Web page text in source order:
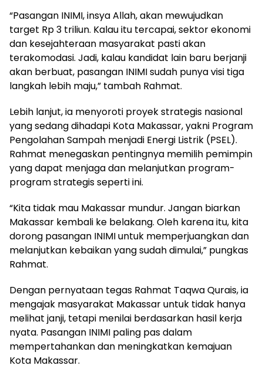
“Pasangan INIMI, insya Allah, akan mewujudkan
target Rp 3 triliun. Kalau itu tercapai, sektor ekonomi
dan kesejahteraan masyarakat pasti akan
terakomodasi. Jadi, kalau kandidat lain baru berjanji
akan berbuat, pasangan INIMI sudah punya visi tiga
langkah lebih maju,” tambah Rahmat.
Lebih lanjut, ia menyoroti proyek strategis nasional
yang sedang dihadapi Kota Makassar, yakni Program
Pengolahan Sampah menjadi Energi Listrik (PSEL).
Rahmat menegaskan pentingnya memilih pemimpin
yang dapat menjaga dan melanjutkan program-
program strategis seperti ini.
“Kita tidak mau Makassar mundur. Jangan biarkan
Makassar kembali ke belakang. Oleh karena itu, kita
dorong pasangan INIMI untuk memperjuangkan dan
melanjutkan kebaikan yang sudah dimulai,” pungkas
Rahmat.
Dengan pernyataan tegas Rahmat Taqwa Qurais, ia
mengajak masyarakat Makassar untuk tidak hanya
melihat janji, tetapi menilai berdasarkan hasil kerja
nyata. Pasangan INIMI paling pas dalam
mempertahankan dan meningkatkan kemajuan
Kota Makassar.